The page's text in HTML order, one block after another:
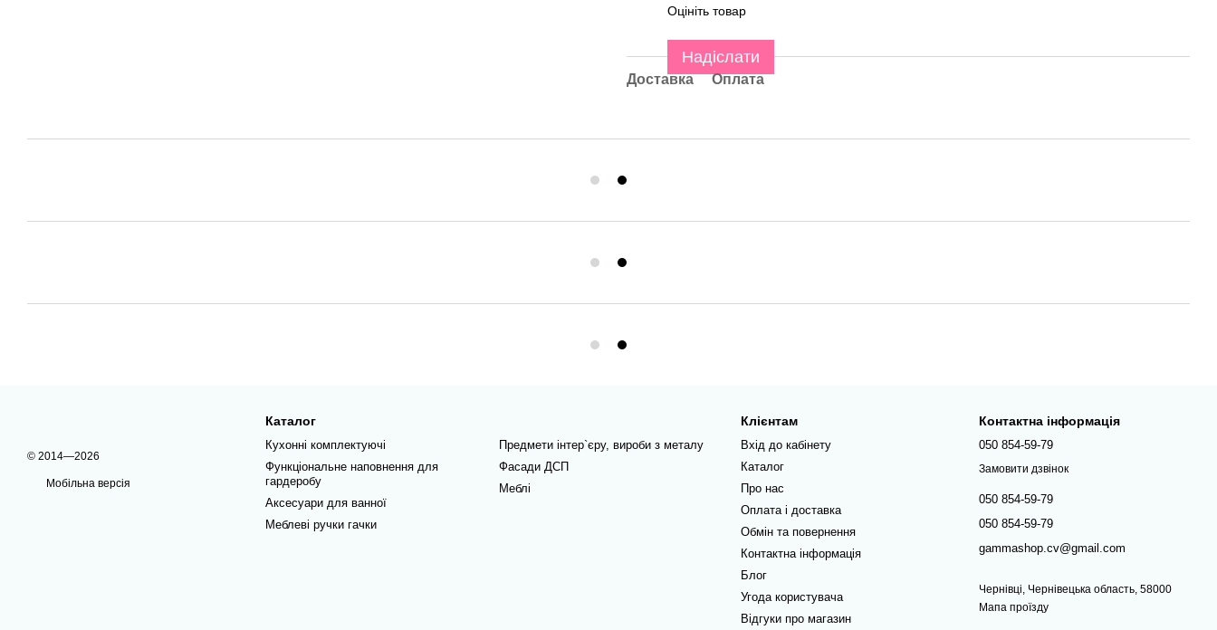
Оцініть товар
Надіслати
Доставка Оплата
© 2014—2026
Мобільна версія
Каталог
Кухонні комплектуючі
Функціональне наповнення для
гардеробу
Аксесуари для ванної
Меблеві ручки гачки
Предмети інтер`єру, вироби з металу
Фасади ДСП
Меблі
Клієнтам
Вхід до кабінету
Каталог
Про нас
Оплата і доставка
Обмін та повернення
Контактна інформація
Блог
Угода користувача
Відгуки про магазин
Контактна інформація
050 854-59-79
Замовити дзвінок
050 854-59-79
050 854-59-79
gammashop.cv@gmail.com
Чернівці, Чернівецька область, 58000
Мапа проїзду